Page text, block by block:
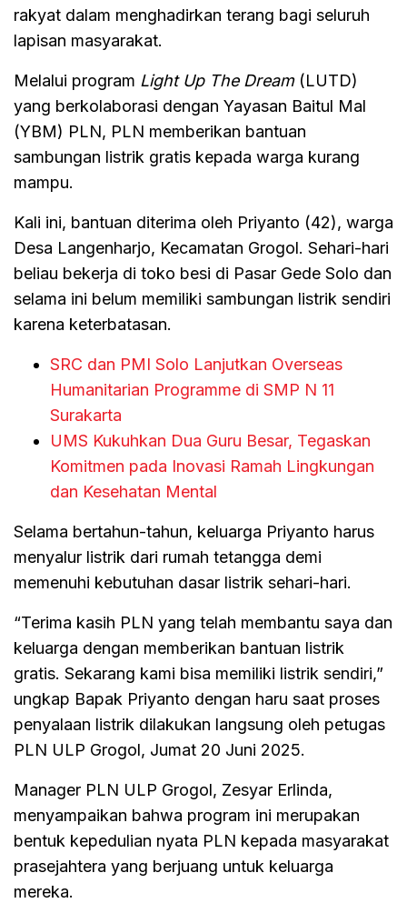
rakyat dalam menghadirkan terang bagi seluruh
lapisan masyarakat.
Melalui program Light Up The Dream(LUTD)
yang berkolaborasi dengan Yayasan Baitul Mal
(YBM) PLN, PLN memberikan bantuan
sambungan listrik gratis kepada warga kurang
mampu.
Kali ini, bantuan diterima oleh Priyanto (42), warga
Desa Langenharjo, Kecamatan Grogol. Sehari-hari
beliau bekerja di toko besi di Pasar Gede Solo dan
selama ini belum memiliki sambungan listrik sendiri
karena keterbatasan.
SRC dan PMI Solo Lanjutkan Overseas
Humanitarian Programme di SMP N 11
Surakarta
UMS Kukuhkan Dua Guru Besar, Tegaskan
Komitmen pada Inovasi Ramah Lingkungan
dan Kesehatan Mental
Selama bertahun-tahun, keluarga Priyanto harus
menyalur listrik dari rumah tetangga demi
memenuhi kebutuhan dasar listrik sehari-hari.
“Terima kasih PLN yang telah membantu saya dan
keluarga dengan memberikan bantuan listrik
gratis. Sekarang kami bisa memiliki listrik sendiri,”
ungkap Bapak Priyanto dengan haru saat proses
penyalaan listrik dilakukan langsung oleh petugas
PLN ULP Grogol, Jumat 20 Juni 2025.
Manager PLN ULP Grogol, Zesyar Erlinda,
menyampaikan bahwa program ini merupakan
bentuk kepedulian nyata PLN kepada masyarakat
prasejahtera yang berjuang untuk keluarga
mereka.